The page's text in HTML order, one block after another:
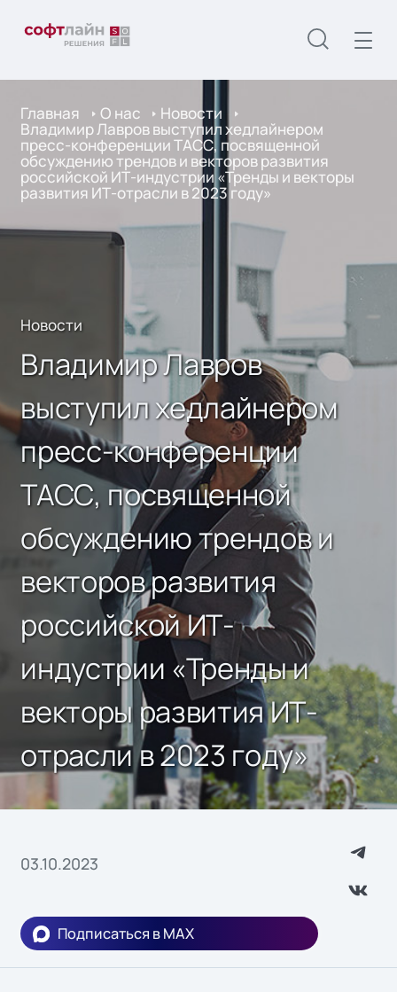
Главная О нас Новости
Владимир Лавров выступил хедлайнером
пресс-конференции ТАСС, посвященной
обсуждению трендов и векторов развития
российской ИТ-индустрии «Тренды и векторы
развития ИТ-отрасли в 2023 году»
Новости
Владимир Лавров
выступил хедлайнером
пресс-конференции
ТАСС, посвященной
обсуждению трендов и
векторов развития
российской ИТ-
индустрии «Тренды и
векторы развития ИТ-
отрасли в 2023 году»
03.10.2023
Подписаться в MAX